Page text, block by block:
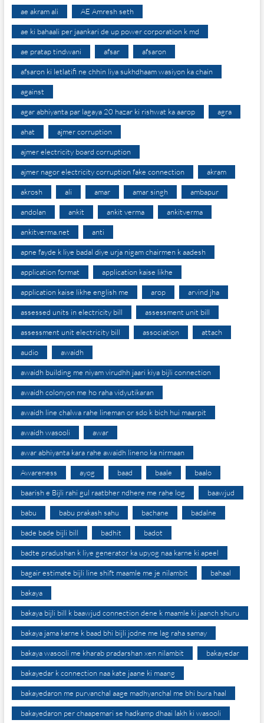
ae akram ali AE Amresh seth
ae ki bahaali per jaankari de up power corporation k md
ae pratap tindwani afsar afsaron
afsaron ki letlatifi ne chhin liya sukhdhaam wasiyon ka chain
against
agar abhiyanta par lagaya 20 hazar ki rishwat ka aarop agra
ahat ajmer corruption
ajmer electricity board corruption
ajmer nagor electricity corruption fake connection akram
akrosh ali amar amar singh ambapur
andolan ankit ankit verma ankitverma
ankitverma.net anti
apne fayde k liye badal diye urja nigam chairmen k aadesh
application format application kaise likhe
application kaise likhe english me arop arvind jha
assessed units in electricity bill assessment unit bill
assessment unit electricity bill association attach
audio awaidh
awaidh building me niyam virudhh jaari kiya bijli connection
awaidh colonyon me ho raha vidyutikaran
awaidh line chalwa rahe lineman or sdo k bich hui maarpit
awaidh wasooli awar
awar abhiyanta kara rahe awaidh lineno ka nirmaan
Awareness ayog baad baale baalo
baarish e Bijli rahi gul raatbher ndhere me rahe log baawjud
babu babu prakash sahu bachane badalne
bade bade bijli bill badhit badot
badte pradushan k liye generator ka upyog naa karne ki apeel
bagair estimate bijli line shift maamle me je nilambit bahaal
bakaya
bakaya bijli bill k baawjud connection dene k maamle ki jaanch shuru
bakaya jama karne k baad bhi bijli jodne me lag raha samay
bakaya wasooli me kharab pradarshan xen nilambit bakayedar
bakayedar k connection naa kate jaane ki maang
bakayedaron me purvanchal aage madhyanchal me bhi bura haal
bakayedaron per chaapemari se hadkamp dhaai lakh ki wasooli